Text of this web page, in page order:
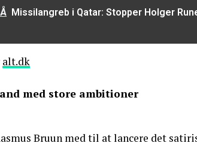
Missilangreb i Qatar: Stopper Holger
alt.dk
med store ambitioner
Bruun med til at lancere det